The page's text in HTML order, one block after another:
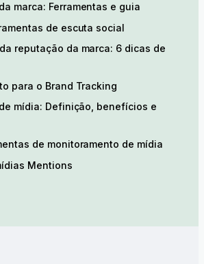
marca: Ferramentas e guia
de escuta social
reputação da marca: 6 dicas de
para o Brand Tracking
mídia: Definição, benefícios e
de monitoramento de mídia
Mentions